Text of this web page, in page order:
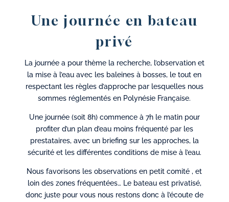
Une journée en bateau
privé
La journée a pour thème la recherche, l’observation et
la mise à l’eau avec les baleines à bosses, le tout en
respectant les règles d’approche par lesquelles nous
sommes réglementés en Polynésie Française.
Une journée (soit 8h) commence à 7h le matin pour
profiter d’un plan d’eau moins fréquenté par les
prestataires, avec un briefing sur les approches, la
sécurité et les différentes conditions de mise à l’eau.
Nous favorisons les observations en petit comité , et
loin des zones fréquentées… Le bateau est privatisé,
donc juste pour vous nous restons donc à l’écoute de